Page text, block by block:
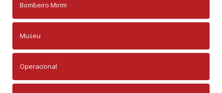
Bombeiro Mirim
Museu
Operacional